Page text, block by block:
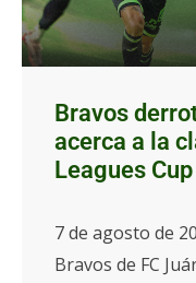
Bravos
acerca a la
Leagues
7 de agosto de
Bravos de FC